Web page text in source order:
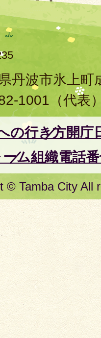
丹波市氷上町
1001 （代表
の行き方開庁
ム組織電話
© Tamba City All